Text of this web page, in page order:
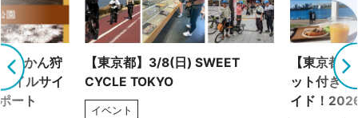
みかん狩
イルサイ
ート
【東京都】3/8(日) SWEET
CYCLE TOKYO
イベント
【東京都
ット付き
イド！